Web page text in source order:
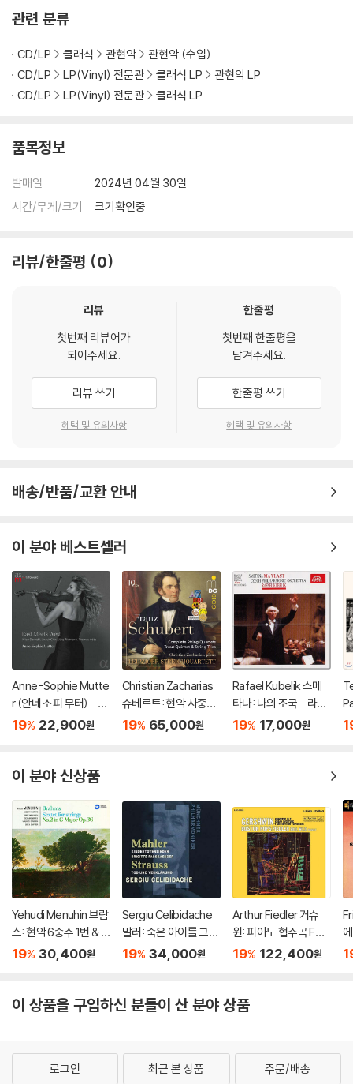
상을 요청할 수 있으며, 동영상이 없는 경우 반품/교환이 제한될 수 있습니
관련 사진과 동영상 및 재생 기기 모델명을 첨부하여 첨부하여 고객센터에
문의 바랍니다.
2) LP는 잦은 배송 과정에서 재킷에 손상이 발생할 가능성이 높고 재판매
관련 분류
CD/LP 클래식 관현악
관현악 (수입)
CD/LP
LP(Vinyl) 전문관 클래식 LP
관현악 LP
CD/LP
LP(Vinyl) 전문관 클래식 LP
품목정보
발매일
2024년 04월 30일
시간/무게/크기
크기확인중
리뷰/한줄평 0
리뷰
첫번째 리뷰어가
되어주세요.
리뷰 쓰기
혜택 및 유의사항
한줄평
첫번째 한줄평을
남겨주세요.
한줄평 쓰기
혜택 및 유의사항
배송/반품/교환 안내
이 분야 베스트셀러
Anne-Sophie Mutte
r (안네 소피 무터) - Ea
st Meets West
19% 22,900원
Christian Zacharias
슈베르트: 현악 사중주
전곡 외 (Schubert: C
19% 65,000원
Rafael Kubelik 스메
타나: 나의 조국 - 라파
엘 쿠벨릭 (Smetana:
19% 17,000원
이 분야 신상품
Yehudi Menuhin 브람
스: 현악 6중주 1번 & 2
번 (Brahms: String S
19% 30,400원
Sergiu Celibidache
말러: 죽은 아이를 그리
는 노래 / R. 슈트라우
r, R. Strauss: Death a
19% 34,000원
Arthur Fiedler 거슈
윈: 피아노 협주곡 F장
조 (Gershwin: Conc
[2LP]
19% 122,400원
이 상품을 구입하신 분들이 산 분야 상품
로그인 최근 본 상품 주문/배송